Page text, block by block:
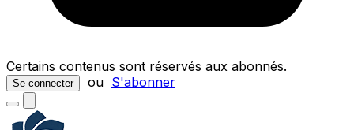
Certains contenus sont réservés aux abonnés.
Se connecter ou S'abonner